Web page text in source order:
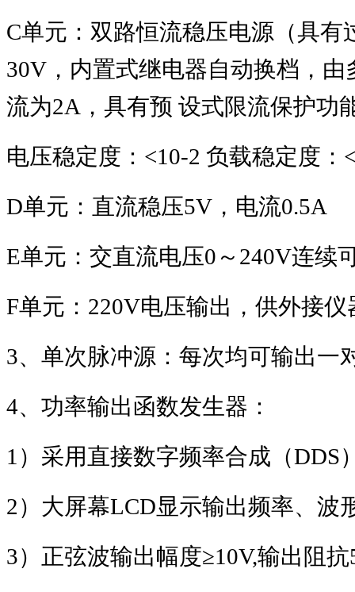
C单元：双路恒流稳压电源（具
30V ，内置式继电器自动换档，
流为2A ，具有预 设式限流保护功
电压稳定度： <10-2 负载稳定度：
D单元：直流稳压5V ，电流0.5A
E单元：交直流电压0 ～ 240V连续
F单元： 220V电压输出，供外接仪
3、单次脉冲源：每次均可输出一
4、功率输出函数发生器：
1 ）采用直接数字频率合成（DDS
2）大屏幕LCD显示输出频率、波
3）正弦波输出幅度≥10V,输出阻抗